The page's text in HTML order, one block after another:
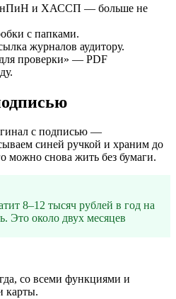
и ХАССП — больше не
с папками.
журналов аудитору.
проверки» — PDF
с подписью —
синей ручкой и храним до
можно снова жить без бумаги.
8–12 тысяч рублей в год на
Это около двух месяцев
со всеми функциями и
карты.